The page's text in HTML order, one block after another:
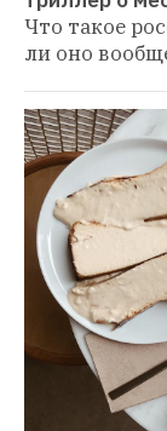
Что такое
ли оно